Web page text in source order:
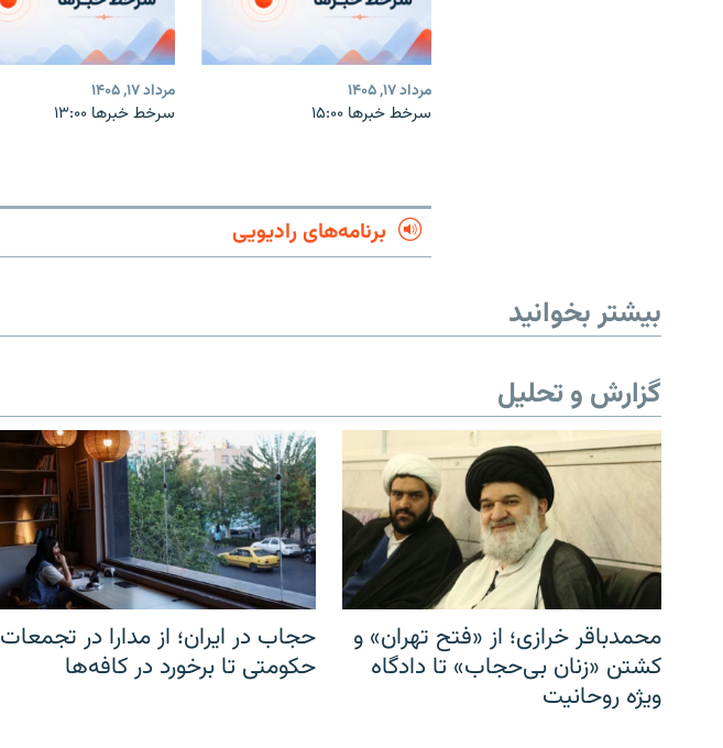
مرداد ۱۷, ۱۴۰۵
سرخط خبرها ۱۵:۰۰
مرداد ۱۷, ۱۴۰۵
سرخط خبرها ۱۳:۰۰
برنامه‌های رادیویی
بیشتر بخوانید
گزارش و تحلیل
محمدباقر خرازی؛ از «فتح تهران» و
کشتن «زنان بی‌حجاب» تا دادگاه
ویژه روحانیت
حجاب در ایران؛ از مدارا در تجمعات
حکومتی تا برخورد در کافه‌ها